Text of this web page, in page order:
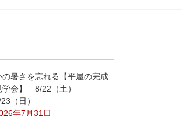
の暑さを忘れる【平屋の完成
学会】 8/22（土）
（日）
年7月31日